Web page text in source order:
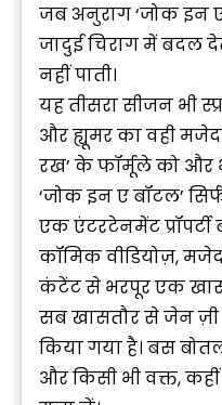
जब अनुराग ‘जोक इन
जादुई चिराग में बदल
नहीं पाती।
यह तीसरा सीजन भी
और ह्यूमर का वही
रख’ के फॉर्मूले को और
‘जोक इन ए बॉटल’
एक एंटरटेनमेंट
कॉमिक वीडियोज़,
कंटेंट से भरपूर एक खास
सब खासतौर से जेन
किया गया है। बस
और किसी भी वक्त,